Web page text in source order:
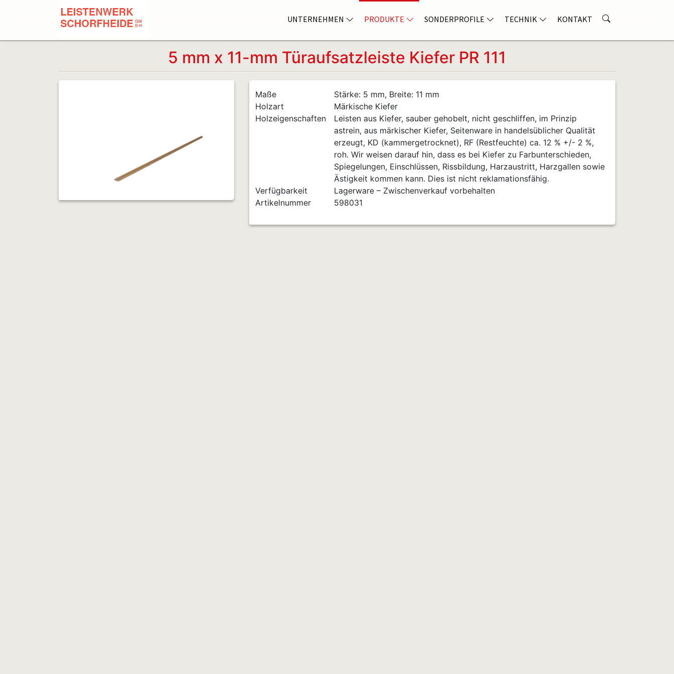
UNTERNEHMEN PRODUKTE SONDERPROFILE TECHNIK KONTAKT
5 mm x 11-mm Türaufsatzleiste Kiefer PR 111
Maße
Stärke: 5 mm, Breite: 11 mm
Holzart
Märkische Kiefer
Holzeigenschaften
Leisten aus Kiefer, sauber gehobelt, nicht geschliffen, im Prinzip
astrein, aus märkischer Kiefer, Seitenware in handelsüblicher Qualität
erzeugt, KD (kammergetrocknet), RF (Restfeuchte) ca. 12 % +/- 2 %,
roh. Wir weisen darauf hin, dass es bei Kiefer zu Farbunterschieden,
Spiegelungen, Einschlüssen, Rissbildung, Harzaustritt, Harzgallen sowie
Ästigkeit kommen kann. Dies ist nicht reklamationsfähig.
Verfügbarkeit
Lagerware – Zwischenverkauf vorbehalten
Artikelnummer
598031